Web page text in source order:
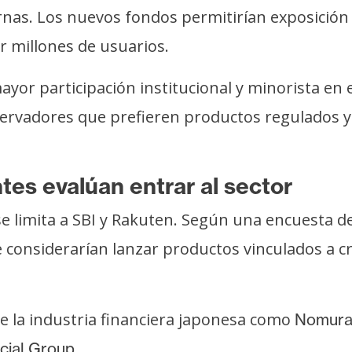
Los nuevos fondos permitirían
millones de usuarios.
participación institucional y minorista en
que prefieren productos regulados
evalúan entrar al sector
limita a SBI y Rakuten. Según una encuesta
lanzar productos vinculados a
la industria financiera japonesa como